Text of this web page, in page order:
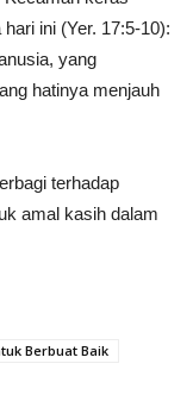
ini (Yer. 17:5-10):
yang
hatinya menjauh
terhadap
amal kasih dalam
Berbuat Baik